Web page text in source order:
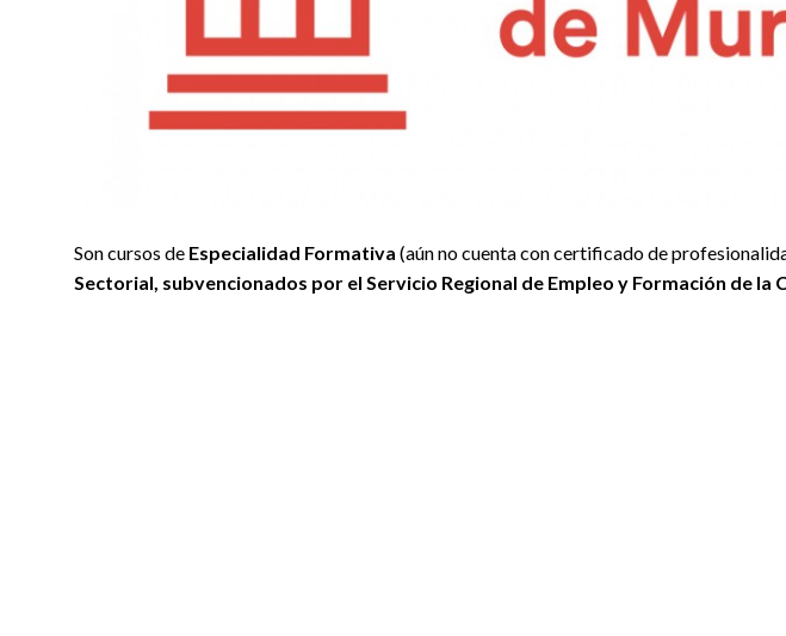
Son cursos de Especialidad Formativa (aún no cuenta con certificado de
Sectorial, subvencionados por el Servicio Regional de Empleo y Formación de la